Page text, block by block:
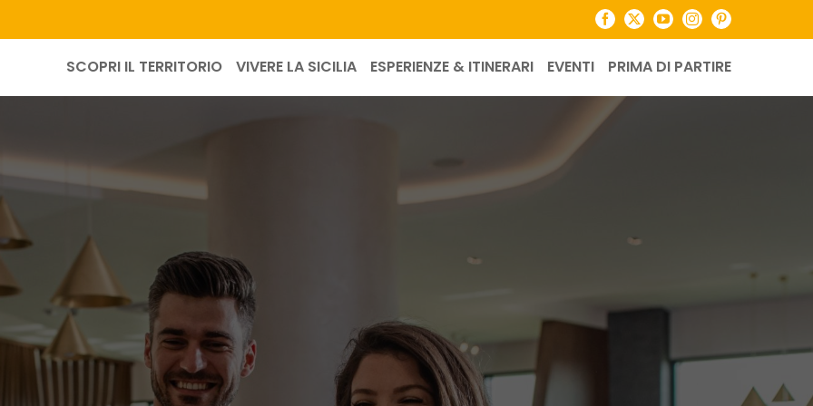
Facebook
X YouTubeInstagramPinterest
SCOPRI IL TERRITORIO VIVERE LA SICILIA ESPERIENZE & ITINERARI EVENTI PRIMA DI PARTIRE